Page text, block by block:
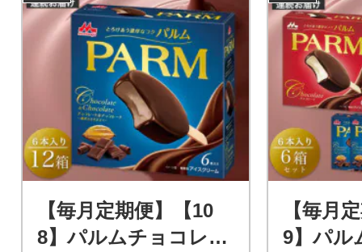
【毎月定期便】【10
8】パルムチョコレー
【毎月
9】パル